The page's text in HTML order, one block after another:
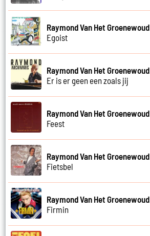
Raymond Van Het Groenewoud
Egoist
Raymond Van Het Groenewoud
Er is er geen een zoals jij
Raymond Van Het Groenewoud
Feest
Raymond Van Het Groenewoud
Fietsbel
Raymond Van Het Groenewoud
Firmin